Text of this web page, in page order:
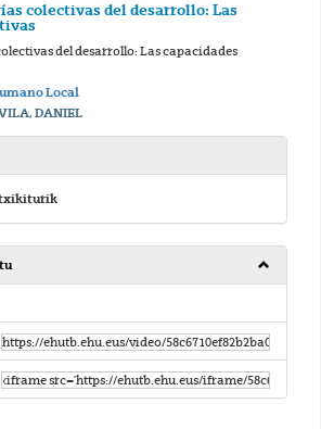
colectivas del desarrollo: Las
del desarrollo: Las capacidades
Local
DANIEL